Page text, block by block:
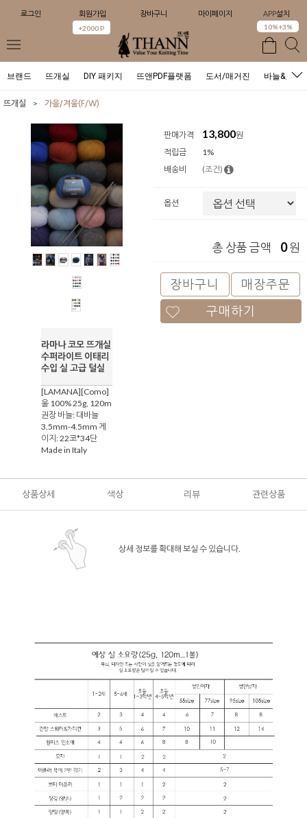
로그인 회원가입
+2000 P
장바구니 마이페이지 APP설치
10%+3%
브랜드 뜨개실 DIY 패키지 뜨앤PDF플랫폼 도서/매거진 바늘&도구
뜨개실 > 가을/겨울(F/W)
라마나 코모 뜨개실
수퍼라이트 이태리
수입 실 고급 털실
[LAMANA][Como]
울 100% 25g, 120m
권장 바늘: 대바늘
3.5mm-4.5mm 게
이지: 22코*34단
Made in Italy
판매가격 13,800원
적립금
1%
배송비
(조건)
옵션
총 상품 금액 0원
장바구니
매장주문
구매하기
상품상세 색상 리뷰 관련상품
상세 정보를 확대해 보실 수 있습니다.